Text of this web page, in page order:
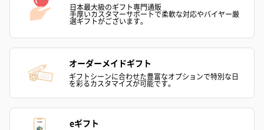
生花のブーケを同梱します。
※9-15時にご注文いただく場合、最短のお届け可能日が通常より
も1日遅くなります。
日本最大級のギフト専門通販
手厚いカスタマーサポートで柔軟な対応やバイヤー厳
選ギフトがございます。
オーダーメイドギフト
ギフトシーンに合わせた豊富なオプションで特別な日
を彩るカスタマイズが可能です。
eギフト